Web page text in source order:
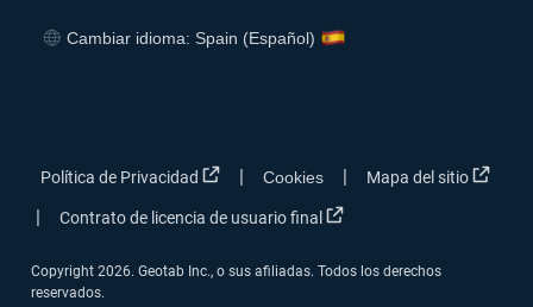
Cambiar idioma: Spain (Español)
Política de Privacidad Abrir en una nueva ventana
Cookies Mapa del sitio Abrir
Contrato de licencia de usuario final Abrir en una nueva
Copyright 2026. Geotab Inc., o sus afiliadas. Todos los derechos
reservados.